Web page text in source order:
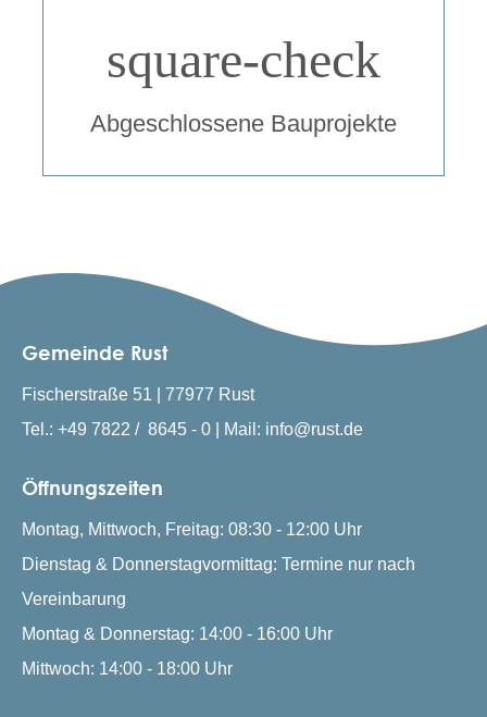
square-check
Abgeschlossene Bauprojekte
Gemeinde Rust
Fischerstraße 51 | 77977 Rust
Tel.: +49 7822 / 8645 - 0 | Mail: info@rust.de
Öffnungszeiten
Montag, Mittwoch, Freitag: 08:30 - 12:00 Uhr
Dienstag & Donnerstagvormittag: Termine nur nach
Vereinbarung
Montag & Donnerstag: 14:00 - 16:00 Uhr
Mittwoch: 14:00 - 18:00 Uhr